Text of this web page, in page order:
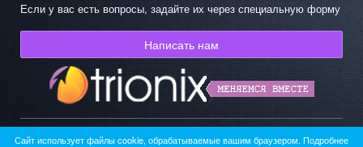
Если у вас есть вопросы, задайте их через специальную форму
Написать нам
© ГКУК АО «Областная детская библиотека» 2026
Сайт использует файлы cookie, обрабатываемые вашим браузером. Подробнее